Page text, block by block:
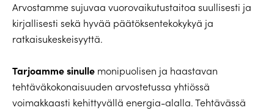
Arvostamme sujuvaa vuorovaikutustaitoa suullisesti ja
kirjallisesti sekä hyvää päätöksentekokykyä ja
ratkaisukeskeisyyttä.
Tarjoamme sinulle monipuolisen ja haastavan
tehtäväkokonaisuuden arvostetussa yhtiössä
voimakkaasti kehittyvällä energia-alalla. Tehtävässä